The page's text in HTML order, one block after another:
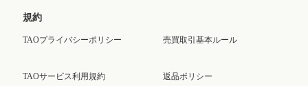
規約
TAOプライバシーポリシー
TAOサービス利用規約
売買取引基本ルール
返品ポリシー